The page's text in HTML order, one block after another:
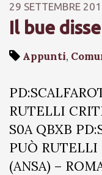
29 SETTEMBRE
Il bue
Appunti,
RUTELLI
S0A QBXB
PUÒ RUTELLI
(ANSA) –